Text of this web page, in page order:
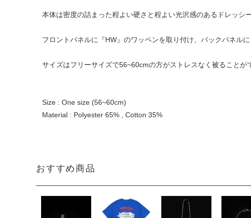
本体は密度の詰まった程よい硬さと程よい光沢感のあるドレッシ
フロントパネルに『HW』のワッペンを取り付け、バックパネル
サイズはフリーサイズで56~60cmの方がストレスなく被ることが
Size : One size (56~60cm)
Material : Polyester 65% , Cotton 35%
おすすめ商品